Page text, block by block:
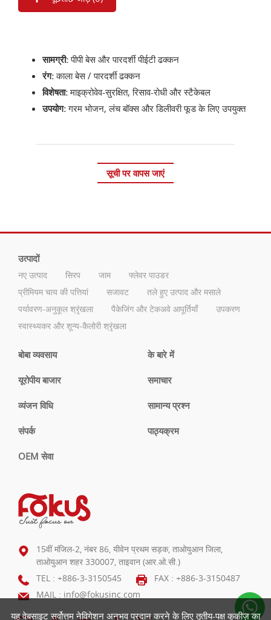
सामग्री:पीपी बेस और पारदर्शी पीईटी ढक्कन
रंग:काला बेस / पारदर्शी ढक्कन
विशेषता:माइक्रोवेव-सुरक्षित, रिसाव-रोधी और स्टैकेबल
उपयोग:गरम भोजन, लंच बॉक्स और डिलीवरी फूड के लिए उपयुक्त
सूची पर वापस जाएं
यह वेबसाइट सर्वोत्तम नेविगेशन अनुभव प्रदान करने के लिए तृतीय-पक्ष कुकीज़ का
उत्पादों
नए उत्पाद सिरप जाम
फ्लेवर पाउडर
प्रीमियम चाय की पत्तियां
सजावट
तले हुए उत्पाद और मसाले
पर्यावरण-अनुकूल श्रृंखला
पैकेजिंग और टेकअवे आपूर्तियाँ
उपकरण
स्वास्थ्यकर और शून्य-कैलोरी श्रृंखला
बोबा व्यवसाय के बारे में
यूरोपीय बाजार समाचार
व्यंजन विधि सामान्य प्रश्न
संपर्क पाठ्यक्रम
OEM सेवा
15वीं मंजिल-2, नंबर 86, यीवेन प्रथम सड़क, ताओयुआन जिला,
ताओयुआन शहर 330007, ताइवान (आर.ओ.सी.)
TEL : +886-3-3150545
FAX : +886-3-3150487
MAIL : info@fokusinc.com